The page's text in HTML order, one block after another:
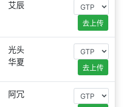
艾辰
去上传
光头
华夏
去上传
阿冗